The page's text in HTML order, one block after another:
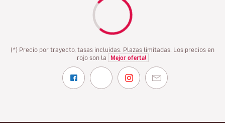
(*) Precio por trayecto, tasas incluidas. Plazas limitadas. Los precios en
rojo son la
Mejor oferta!